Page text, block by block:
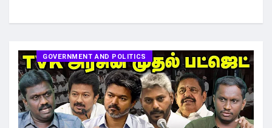
GOVERNMENT AND POLITICS